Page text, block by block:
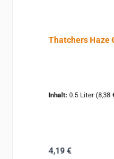
Thatchers Haze
Inhalt: 0.5 Liter (8,38
Regulärer Preis:
4,19 €